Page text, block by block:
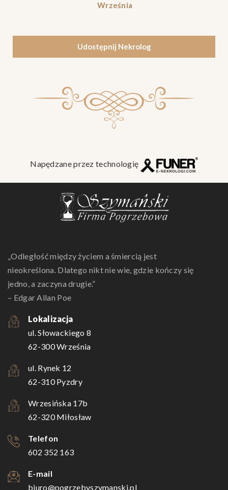
Września
Udostępnij Nekrolog
Napędzane przez technologię
„Odległość między życiem a śmiercią jest
nieokreślona. Dlatego nikt nie wie, gdzie kończy się
jedno, a zaczyna drugie.”
– Edgar Allan Poe
Lokalizacja
ul. Słowackiego 8
62-300 Września
ul. Rynek 12
62-310 Pyzdry
Wrzesińska 17b
62-320 Miłosław
Telefon
602 352 163
E-mail
biuro@pogrzebyszymanski.pl